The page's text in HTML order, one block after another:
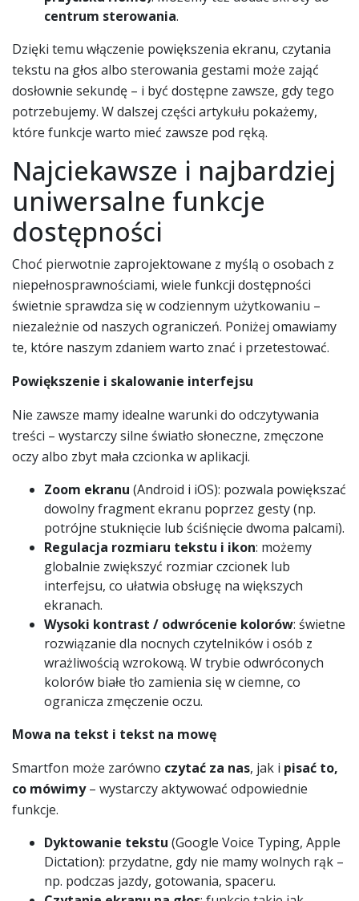
centrum sterowania.
Dzięki temu włączenie powiększenia ekranu, czytania
tekstu na głos albo sterowania gestami może zająć
dosłownie sekundę – i być dostępne zawsze, gdy tego
potrzebujemy. W dalszej części artykułu pokażemy,
które funkcje warto mieć zawsze pod ręką.
Najciekawsze i najbardziej
uniwersalne funkcje
dostępności
Choć pierwotnie zaprojektowane z myślą o osobach z
niepełnosprawnościami, wiele funkcji dostępności
świetnie sprawdza się w codziennym użytkowaniu –
niezależnie od naszych ograniczeń. Poniżej omawiamy
te, które naszym zdaniem warto znać i przetestować.
Powiększenie i skalowanie interfejsu
Nie zawsze mamy idealne warunki do odczytywania
treści – wystarczy silne światło słoneczne, zmęczone
oczy albo zbyt mała czcionka w aplikacji.
Zoom ekranu (Android i iOS): pozwala powiększać
dowolny fragment ekranu poprzez gesty (np.
potrójne stuknięcie lub ściśnięcie dwoma palcami).
Regulacja rozmiaru tekstu i ikon: możemy
globalnie zwiększyć rozmiar czcionek lub
interfejsu, co ułatwia obsługę na większych
ekranach.
Wysoki kontrast / odwrócenie kolorów: świetne
rozwiązanie dla nocnych czytelników i osób z
wrażliwością wzrokową. W trybie odwróconych
kolorów białe tło zamienia się w ciemne, co
ogranicza zmęczenie oczu.
Mowa na tekst i tekst na mowę
Smartfon może zarówno czytać za nas, jak i pisać to,
co mówimy– wystarczy aktywować odpowiednie
funkcje.
Dyktowanie tekstu (Google Voice Typing, Apple
Dictation): przydatne, gdy nie mamy wolnych rąk –
np. podczas jazdy, gotowania, spaceru.